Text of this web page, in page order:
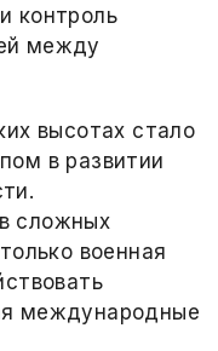
контроль
между
высотах стало
в развитии
сложных
военная
международные